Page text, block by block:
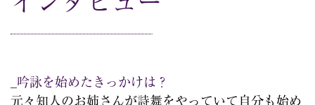
_吟詠を始めたきっかけは？
元々知人のお姉さんが詩舞をやっていて自分も始め